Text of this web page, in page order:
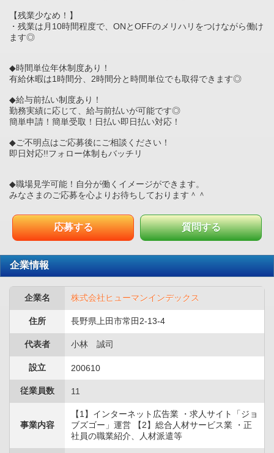
【残業少なめ！】
・残業は月10時間程度で、ONとOFFのメリハリをつけながら働け
ます◎
◆時間単位年休制度あり！
有給休暇は1時間分、2時間分と時間単位でも取得できます◎
◆給与前払い制度あり！
勤務実績に応じて、給与前払いが可能です◎
簡単申請！簡単受取！日払い即日払い対応！
◆ご不明点はご応募後にご相談ください！
即日対応!!フォロー体制もバッチリ
◆職場見学可能！自分が働くイメージができます。
みなさまのご応募を心よりお待ちしております＾＾
応募する 質問する
企業情報
企業名 株式会社ヒューマンインデックス
住所 長野県上田市常田2-13-4
代表者 小林 誠司
設立 200610
従業員数 11
事業内容
【1】インターネット広告業 ・求人サイト「ジョ
ブズゴー」運営 【2】総合人材サービス業 ・正
社員の職業紹介、人材派遣等